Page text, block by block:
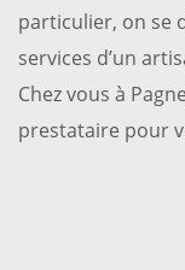
particulier, on se
services d’un
Chez vous à
prestataire pour